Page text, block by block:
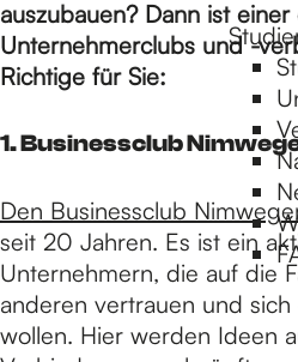
auszubauen? Dann ist
Unternehmerclubs und -
Richtige für Sie:
1. Businessclub
Den Businessclub
seit 20 Jahren. Es ist ein
Unternehmern, die auf die
anderen vertrauen und
wollen. Hier werden Ideen